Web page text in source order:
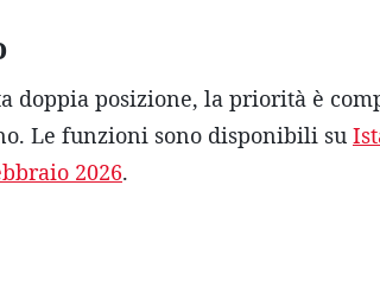
doppia posizione, la priorità è
Le funzioni sono disponibili su
2026.